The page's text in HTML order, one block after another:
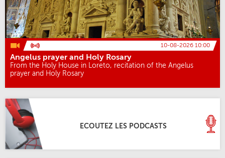
10-08-2026 10:00
Angelus prayer and Holy Rosary
From the Holy House in Loreto, recitation of the Angelus
prayer and Holy Rosary
ECOUTEZ LES PODCASTS